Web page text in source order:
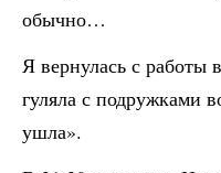
обычно…
Я вернулась с работы
гуляла с подружками
ушла».